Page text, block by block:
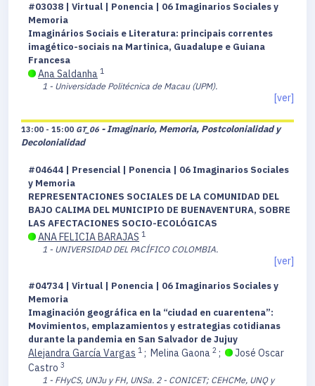
#03038 | Virtual | Ponencia | 06 Imaginarios Sociales y
Memoria
Imaginários Sociais e Literatura: principais correntes
imagético-sociais na Martinica, Guadalupe e Guiana
Francesa
Ana Saldanha 1
1 - Universidade Politécnica de Macau (UPM).
[ver]
13:00 - 15:00 GT_06 - Imaginario, Memoria, Postcolonialidad y
Decolonialidad
#04644 | Presencial | Ponencia | 06 Imaginarios Sociales
y Memoria
REPRESENTACIONES SOCIALES DE LA COMUNIDAD DEL
BAJO CALIMA DEL MUNICIPIO DE BUENAVENTURA, SOBRE
LAS AFECTACIONES SOCIO-ECOLÓGICAS
ANA FELICIA BARAJAS 1
1 - UNIVERSIDAD DEL PACÍFICO COLOMBIA.
[ver]
#04734 | Virtual | Ponencia | 06 Imaginarios Sociales y
Memoria
Imaginación geográfica en la “ciudad en cuarentena”:
Movimientos, emplazamientos y estrategias cotidianas
durante la pandemia en San Salvador de Jujuy
Alejandra García Vargas 1 ; Melina Gaona 2 ;
José Oscar
Castro 3
1 - FHyCS, UNJu y FH, UNSa. 2 - CONICET; CEHCMe, UNQ y